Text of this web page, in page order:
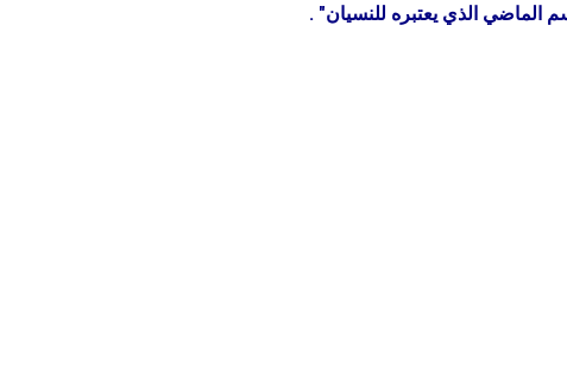
الماضي الذي يعتبره للنسيان" .